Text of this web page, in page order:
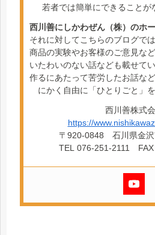
若者では簡単にできることが
西川善にしかわぜん（株）のホ
それに対してこちらのブログで
商品の実験やお客様のご意見な
いたわいのない話なども載せて
作るにあたって苦労したお話な
にかく自由に「ひとりごと」
西川善株式
https://
〒920-0848 石川県金沢
TEL 076-251-2111 FAX